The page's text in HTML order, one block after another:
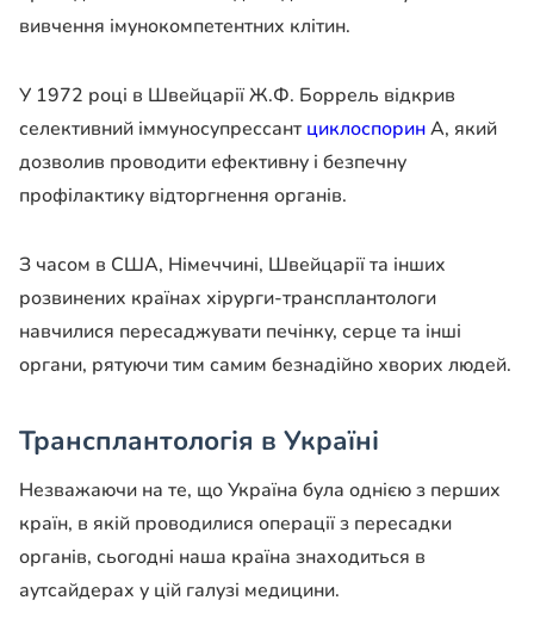
вивчення імунокомпетентних клітин.
У 1972 році в Швейцарії Ж.Ф. Боррель відкрив
селективний іммуносупрессантциклоспоринА, який
дозволив проводити ефективну і безпечну
профілактику відторгнення органів.
З часом в США, Німеччині, Швейцарії та інших
розвинених країнах хірурги-трансплантологи
навчилися пересаджувати печінку, серце та інші
органи, рятуючи тим самим безнадійно хворих людей.
Трансплантологія в Україні
Незважаючи на те, що Україна була однією з перших
країн, в якій проводилися операції з пересадки
органів, сьогодні наша країна знаходиться в
аутсайдерах у цій галузі медицини.